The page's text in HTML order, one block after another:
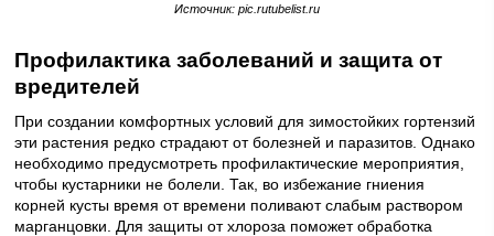
Источник: pic.rutubelist.ru
Профилактика заболеваний и защита от
вредителей
При создании комфортных условий для зимостойких гортензий
эти растения редко страдают от болезней и паразитов. Однако
необходимо предусмотреть профилактические мероприятия,
чтобы кустарники не болели. Так, во избежание гниения
корней кусты время от времени поливают слабым раствором
марганцовки. Для защиты от хлороза поможет обработка